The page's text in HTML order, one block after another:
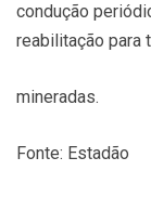
condução
reabilitação para
mineradas.
Fonte: Estadão